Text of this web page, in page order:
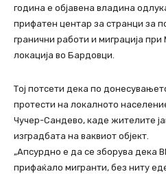
година е објавена владина
прифатен центар за странци за
гранични работи и миграција
локација во Бардовци.
Тој потсети дека по
протести на локалното
Чучер-Сандево, каде жителите
изградбата на ваквиот објект.
„Апсурдно е да се зборува
прифаќало мигранти, без ниту